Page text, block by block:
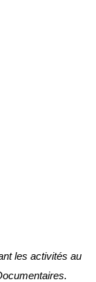
les activités au